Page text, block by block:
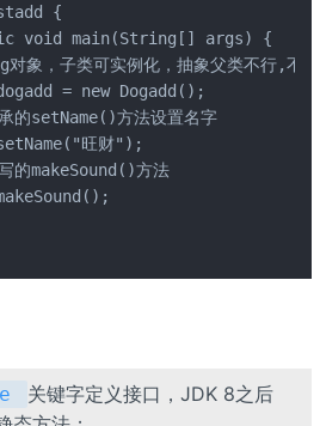
{
void main(String[] args) {
象，子类可实例化，抽象父类不行,不
= new Dogadd();
的setName()方法设置名字
旺财");
的makeSound()方法
关键字定义接口，JDK 8之后